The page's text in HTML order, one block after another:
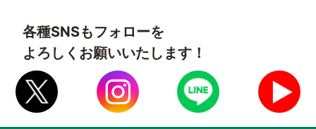
各種SNSもフォローを
よろしくお願いいたします！